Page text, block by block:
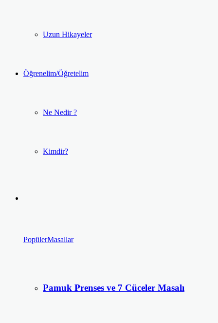
Uzun Hikayeler
Öğrenelim/Öğretelim
Ne Nedir ?
Kimdir?
PopülerMasallar
Pamuk Prenses ve 7 Cüceler Masalı